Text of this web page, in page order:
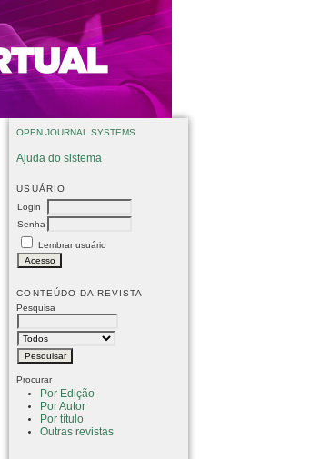
OPEN JOURNAL SYSTEMS
Ajuda do sistema
USUÁRIO
Login
Senha
Lembrar usuário
CONTEÚDO DA REVISTA
Pesquisa
Procurar
Por Edição
Por Autor
Por título
Outras revistas